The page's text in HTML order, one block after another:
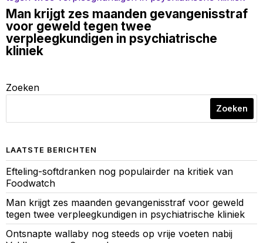
Man krijgt zes maanden gevangenisstraf
voor geweld tegen twee
verpleegkundigen in psychiatrische
kliniek
Zoeken
Zoeken
LAATSTE BERICHTEN
Efteling-softdranken nog populairder na kritiek van
Foodwatch
Man krijgt zes maanden gevangenisstraf voor geweld
tegen twee verpleegkundigen in psychiatrische kliniek
Ontsnapte wallaby nog steeds op vrije voeten nabij